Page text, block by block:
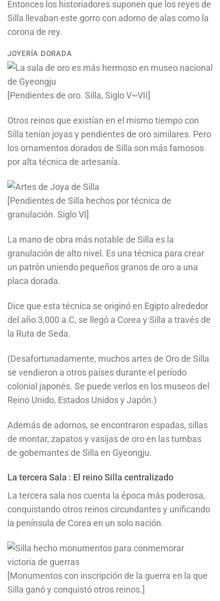
Entonces los historiadores suponen que los reyes de
Silla llevaban este gorro con adorno de alas como la
corona de rey.
JOYERÍA DORADA
[Pendientes de oro. Silla, Siglo V~VII]
Otros reinos que existían en el mismo tiempo con
Silla tenían joyas y pendientes de oro similares. Pero
los ornamentos dorados de Silla son más famosos
por alta técnica de artesanía.
[Pendientes de Silla hechos por técnica de
granulación. Siglo VI]
La mano de obra más notable de Silla es la
granulación de alto nivel. Es una técnica para crear
un patrón uniendo pequeños granos de oro a una
placa dorada.
Dice que esta técnica se originó en Egipto alrededor
del año 3,000 a.C, se llegó a Corea y Silla a través de
la Ruta de Seda.
(Desafortunadamente, muchos artes de Oro de Silla
se vendieron a otros países durante el período
colonial japonés. Se puede verlos en los museos del
Reino Unido, Estados Unidos y Japón.)
Además de adornos, se encontraron espadas, sillas
de montar, zapatos y vasijas de oro en las tumbas
de gobernantes de Silla en Gyeongju.
La tercera Sala : El reino Silla centralizado
La tercera sala nos cuenta la época más poderosa,
conquistando otros reinos circundantes y unificando
la península de Corea en un solo nación.
[Monumentos con inscripción de la guerra en la que
Silla ganó y conquistó otros reinos.]